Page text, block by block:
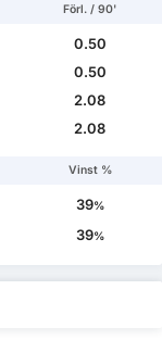
Förl. / 90'
0.50
0.50
2.08
2.08
Vinst %
39%
39%